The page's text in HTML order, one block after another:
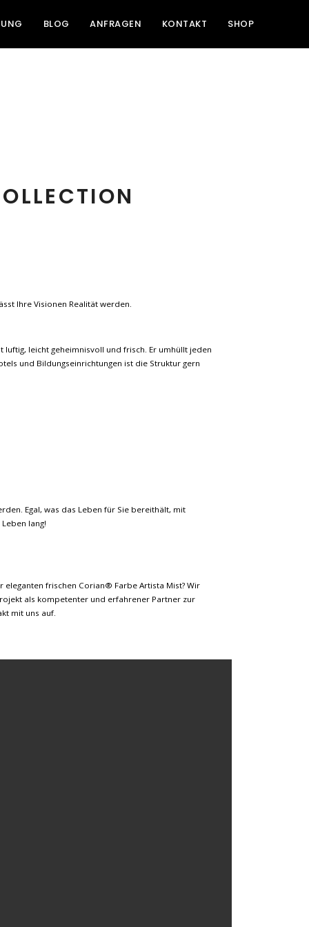
BLOG ANFRAGEN KONTAKT SHOP
Ihre Visionen Realität werden.
leicht geheimnisvoll und frisch. Er umhüllt jeden
und Bildungseinrichtungen ist die Struktur gern
Egal, was das Leben für Sie bereithält, mit
lang!
eleganten frischen Corian® Farbe Artista Mist? Wir
als kompetenter und erfahrener Partner zur
mit uns auf.